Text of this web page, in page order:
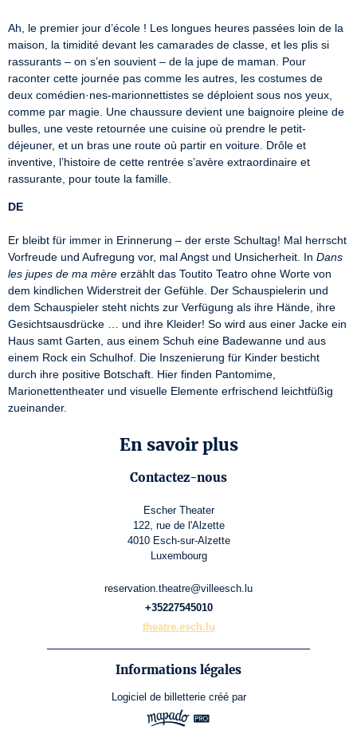
Ah, le premier jour d’école ! Les longues heures passées loin de la
maison, la timidité devant les camarades de classe, et les plis si
rassurants – on s’en souvient – de la jupe de maman. Pour
raconter cette journée pas comme les autres, les costumes de
deux comédien·nes-marionnettistes se déploient sous nos yeux,
comme par magie. Une chaussure devient une baignoire pleine de
bulles, une veste retournée une cuisine où prendre le petit-
déjeuner, et un bras une route où partir en voiture. Drôle et
inventive, l’histoire de cette rentrée s’avère extraordinaire et
rassurante, pour toute la famille.
DE
Er bleibt für immer in Erinnerung – der erste Schultag! Mal herrscht
Vorfreude und Aufregung vor, mal Angst und Unsicherheit. In Dans
les jupes de ma mère erzählt das Toutito Teatro ohne Worte von
dem kindlichen Widerstreit der Gefühle. Der Schauspielerin und
dem Schauspieler steht nichts zur Verfügung als ihre Hände, ihre
Gesichtsausdrücke … und ihre Kleider! So wird aus einer Jacke ein
Haus samt Garten, aus einem Schuh eine Badewanne und aus
einem Rock ein Schulhof. Die Inszenierung für Kinder besticht
durch ihre positive Botschaft. Hier finden Pantomime,
Marionettentheater und visuelle Elemente erfrischend leichtfüßig
zueinander.
En savoir plus
Contactez-nous
Escher Theater
122, rue de l'Alzette
4010 Esch-sur-Alzette
Luxembourg
reservation.theatre@villeesch.lu
+35227545010
theatre.esch.lu
Informations légales
Logiciel de billetterie créé par